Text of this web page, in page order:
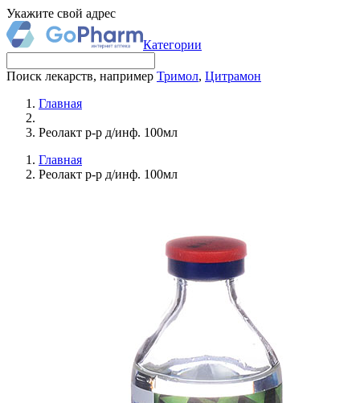
Укажите свой адрес
Категории
Поиск лекарств, например Тримол, Цитрамон
Главная
Реолакт р-р д/инф. 100мл
Главная
Реолакт р-р д/инф. 100мл